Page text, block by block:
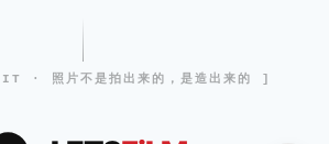
· 照片不是拍出来的，是造出来的 ]